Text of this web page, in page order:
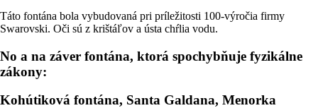
Táto fontána bola vybudovaná pri príležitosti 100-výročia firmy
Swarovski. Oči sú z krištáľov a ústa chŕlia vodu.
No a na záver fontána, ktorá spochybňuje fyzikálne
zákony:
Kohútiková fontána, Santa Galdana, Menorka